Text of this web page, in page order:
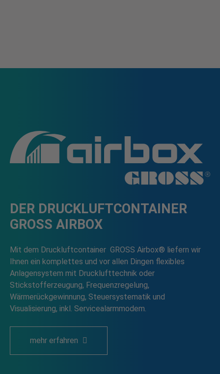
DER DRUCKLUFTCONTAINER
GROSS AIRBOX
Mit dem Druckluftcontainer GROSS Airbox® liefern wir
Ihnen ein komplettes und vor allen Dingen flexibles
Anlagensystem mit Drucklufttechnik oder
Stickstofferzeugung, Frequenzregelung,
Wärmerückgewinnung, Steuersystematik und
Visualisierung, inkl. Servicealarmmodem.
mehr erfahren